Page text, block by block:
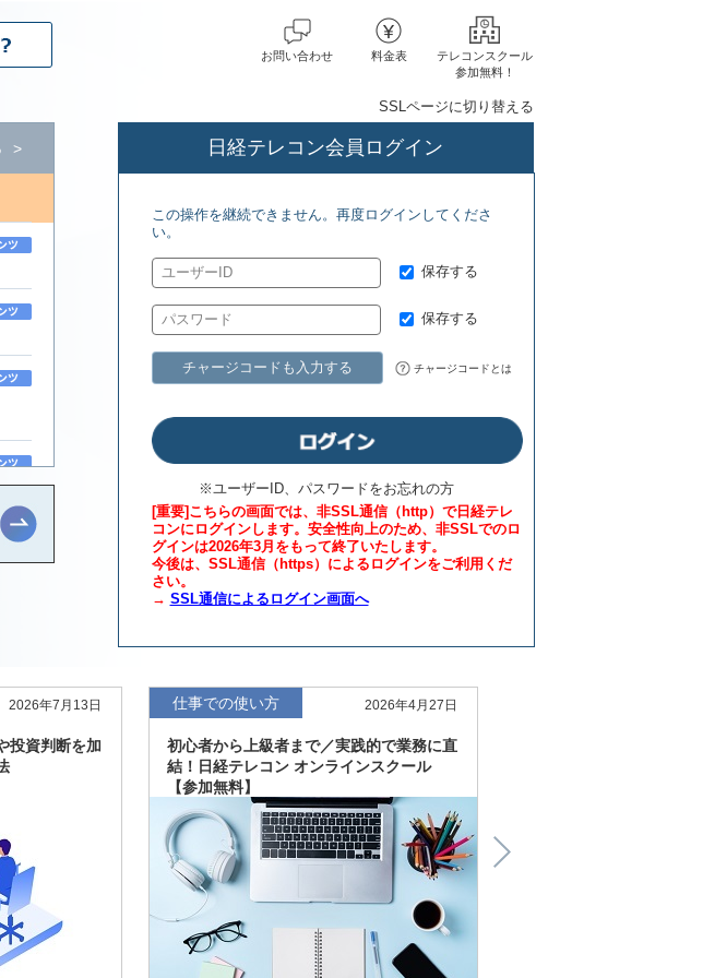
お問い合わせ 料金表
テレコンスクール
参加無料！
ポート(8/7)
SSLページに切り替える
日経テレコン会員ログイン
この操作を継続できません。再度ログインしてくださ
い。
保存する
保存する
チャージコードも入力する チャージコードとは
※ユーザーID、パスワードをお忘れの方
[重要]こちらの画面では、非SSL通信（http）で日経テレ
コンにログインします。安全性向上のため、非SSLでのロ
グインは2026年3月をもって終了いたします。
今後は、SSL通信（https）によるログインをご利用くだ
さい。
→ SSL通信によるログイン画面へ
2026年7月13日
投資判断を加
仕事での使い方 2026年4月27日
初心者から上級者まで／実践的で業務に直
結！日経テレコン オンラインスクール
【参加無料】